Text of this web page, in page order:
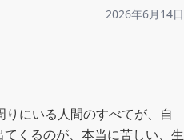
2026年6月14日
にいる人間のすべてが、自
くるのが、本当に苦しい、生